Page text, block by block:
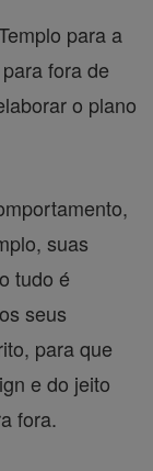
para a
fora de
o plano
suas
tudo é
seus
para que
e do jeito
fora.